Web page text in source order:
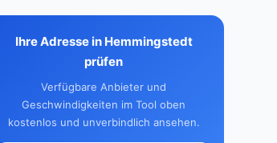
Ihre Adresse in Hemmingstedt
prüfen
Verfügbare Anbieter und
Geschwindigkeiten im Tool oben
kostenlos und unverbindlich ansehen.